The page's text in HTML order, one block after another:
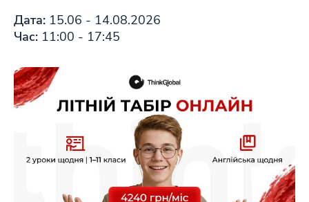
Дата: 15.06 - 14.08.2026
Час: 11:00 - 17:45